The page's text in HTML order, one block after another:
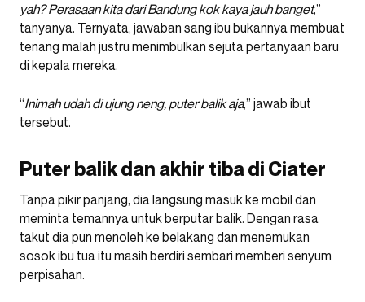
yah? Perasaan kita dari Bandung kok kaya jauh banget,”
tanyanya. Ternyata, jawaban sang ibu bukannya membuat
tenang malah justru menimbulkan sejuta pertanyaan baru
di kepala mereka.
“Inimah udah di ujung neng, puter balik aja,” jawab ibut
tersebut.
Puter balik dan akhir tiba di Ciater
Tanpa pikir panjang, dia langsung masuk ke mobil dan
meminta temannya untuk berputar balik. Dengan rasa
takut dia pun menoleh ke belakang dan menemukan
sosok ibu tua itu masih berdiri sembari memberi senyum
perpisahan.